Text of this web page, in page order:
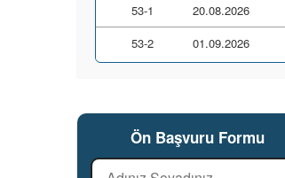
53-1 20.08.2026
53-2 01.09.2026
Ön Başvuru Formu